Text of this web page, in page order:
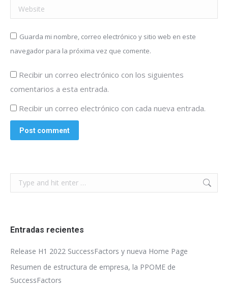
Website
Guarda mi nombre, correo electrónico y sitio web en este
navegador para la próxima vez que comente.
Recibir un correo electrónico con los siguientes
comentarios a esta entrada.
Recibir un correo electrónico con cada nueva entrada.
Post comment
Search:
Entradas recientes
Release H1 2022 SuccessFactors y nueva Home Page
Resumen de estructura de empresa, la PPOME de
SuccessFactors